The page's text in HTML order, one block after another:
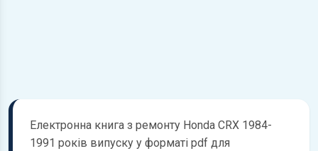
Електронна книга з ремонту Honda CRX 1984-
1991 років випуску у форматі pdf для